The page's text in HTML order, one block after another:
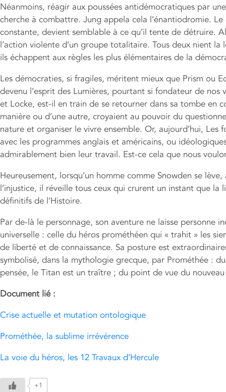
Néanmoins, réagir aux poussées antidémocratiques par
cherche à combattre. Jung appela cela l’énantiodromie.
constante, devient semblable à ce qu’il tente de détruire.
l’action violente d’un groupe totalitaire. Tous deux nient
ils échappent aux règles les plus élémentaires de la
Les démocraties, si fragiles, méritent mieux que Prism ou
devenu l’esprit des Lumières, pourtant si fondateur de
et Locke, est-il en train de se retourner dans sa tombe en
manière ou d’une autre, croyaient au pouvoir du
nature et organiser le vivre ensemble. Or, aujourd’hui,
avec les programmes anglais et américains, ou
admirablement bien leur travail. Est-ce cela que nous
Heureusement, lorsqu’un homme comme Snowden se
l’injustice, il réveille tous ceux qui crurent un instant que
définitifs de l’Histoire.
Par de-là le personnage, son aventure ne laisse personne
universelle : celle du héros prométhéen qui « trahit » les
de liberté et de connaissance. Sa posture est
symbolisé, dans la mythologie grecque, par Prométhée :
pensée, le Titan est un traître ; du point de vue du
Document lié :
Crise actuelle et mutation ontologique
Prométhée, la sublime irrévérence
La voie du héros, les 12 Travaux d’Hercule
+1